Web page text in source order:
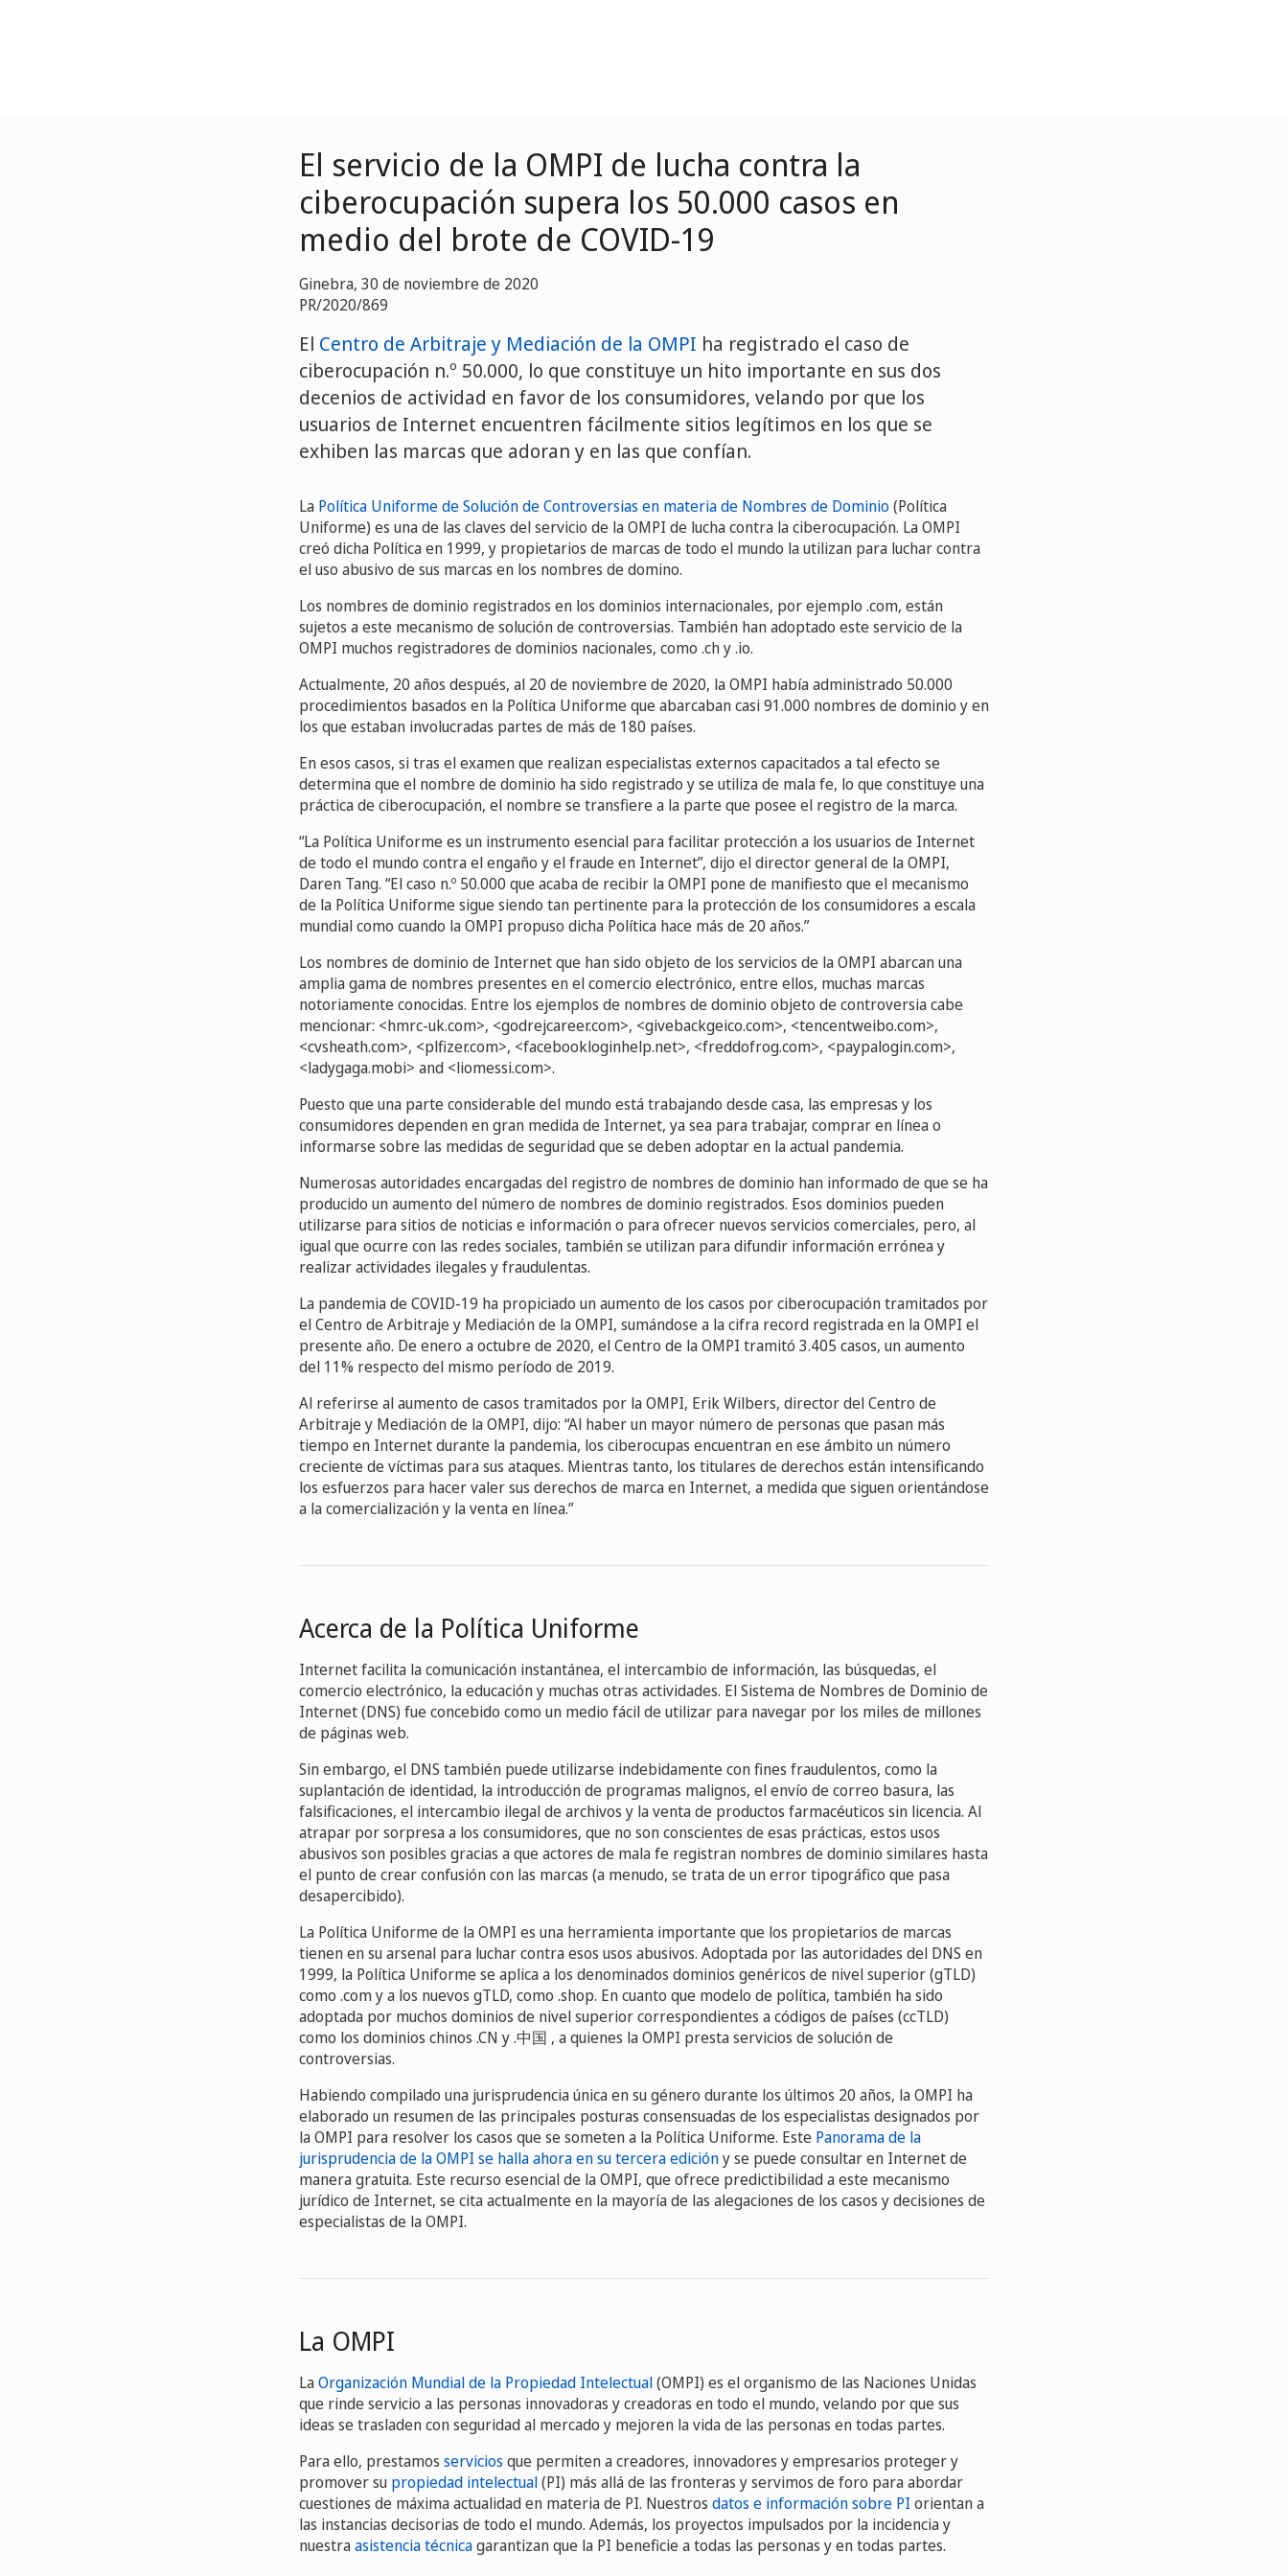
El servicio de la OMPI de lucha contra la
ciberocupación supera los 50.000 casos en
medio del brote de COVID-19
Ginebra, 30 de noviembre de 2020
PR/2020/869
El Centro de Arbitraje y Mediación de la OMPI ha registrado el caso de
ciberocupación n.º 50.000, lo que constituye un hito importante en sus dos
decenios de actividad en favor de los consumidores, velando por que los
usuarios de Internet encuentren fácilmente sitios legítimos en los que se
exhiben las marcas que adoran y en las que confían.
La Política Uniforme de Solución de Controversias en materia de Nombres de Dominio(Política
Uniforme) es una de las claves del servicio de la OMPI de lucha contra la ciberocupación. La OMPI
creó dicha Política en 1999, y propietarios de marcas de todo el mundo la utilizan para luchar contra
el uso abusivo de sus marcas en los nombres de domino.
Los nombres de dominio registrados en los dominios internacionales, por ejemplo .com, están
sujetos a este mecanismo de solución de controversias. También han adoptado este servicio de la
OMPI muchos registradores de dominios nacionales, como .ch y .io.
Actualmente, 20 años después, al 20 de noviembre de 2020, la OMPI había administrado 50.000
procedimientos basados en la Política Uniforme que abarcaban casi 91.000 nombres de dominio y en
los que estaban involucradas partes de más de 180 países.
En esos casos, si tras el examen que realizan especialistas externos capacitados a tal efecto se
determina que el nombre de dominio ha sido registrado y se utiliza de mala fe, lo que constituye una
práctica de ciberocupación, el nombre se transfiere a la parte que posee el registro de la marca.
“La Política Uniforme es un instrumento esencial para facilitar protección a los usuarios de Internet
de todo el mundo contra el engaño y el fraude en Internet”, dijo el director general de la OMPI,
Daren Tang. “El caso n.º 50.000 que acaba de recibir la OMPI pone de manifiesto que el mecanismo
de la Política Uniforme sigue siendo tan pertinente para la protección de los consumidores a escala
mundial como cuando la OMPI propuso dicha Política hace más de 20 años.”
Los nombres de dominio de Internet que han sido objeto de los servicios de la OMPI abarcan una
amplia gama de nombres presentes en el comercio electrónico, entre ellos, muchas marcas
notoriamente conocidas. Entre los ejemplos de nombres de dominio objeto de controversia cabe
mencionar: <hmrc-uk.com>, <godrejcareer.com>, <givebackgeico.com>, <tencentweibo.com>,
<cvsheath.com>, <plfizer.com>, <facebookloginhelp.net>, <freddofrog.com>, <paypalogin.com>,
<ladygaga.mobi> and <liomessi.com>.
Puesto que una parte considerable del mundo está trabajando desde casa, las empresas y los
consumidores dependen en gran medida de Internet, ya sea para trabajar, comprar en línea o
informarse sobre las medidas de seguridad que se deben adoptar en la actual pandemia.
Numerosas autoridades encargadas del registro de nombres de dominio han informado de que se ha
producido un aumento del número de nombres de dominio registrados. Esos dominios pueden
utilizarse para sitios de noticias e información o para ofrecer nuevos servicios comerciales, pero, al
igual que ocurre con las redes sociales, también se utilizan para difundir información errónea y
realizar actividades ilegales y fraudulentas.
La pandemia de COVID-19 ha propiciado un aumento de los casos por ciberocupación tramitados por
el Centro de Arbitraje y Mediación de la OMPI, sumándose a la cifra record registrada en la OMPI el
presente año. De enero a octubre de 2020, el Centro de la OMPI tramitó 3.405 casos, un aumento
del 11% respecto del mismo período de 2019.
Al referirse al aumento de casos tramitados por la OMPI, Erik Wilbers, director del Centro de
Arbitraje y Mediación de la OMPI, dijo: “Al haber un mayor número de personas que pasan más
tiempo en Internet durante la pandemia, los ciberocupas encuentran en ese ámbito un número
creciente de víctimas para sus ataques. Mientras tanto, los titulares de derechos están intensificando
los esfuerzos para hacer valer sus derechos de marca en Internet, a medida que siguen orientándose
a la comercialización y la venta en línea.”
Acerca de la Política Uniforme
Internet facilita la comunicación instantánea, el intercambio de información, las búsquedas, el
comercio electrónico, la educación y muchas otras actividades. El Sistema de Nombres de Dominio de
Internet (DNS) fue concebido como un medio fácil de utilizar para navegar por los miles de millones
de páginas web.
Sin embargo, el DNS también puede utilizarse indebidamente con fines fraudulentos, como la
suplantación de identidad, la introducción de programas malignos, el envío de correo basura, las
falsificaciones, el intercambio ilegal de archivos y la venta de productos farmacéuticos sin licencia. Al
atrapar por sorpresa a los consumidores, que no son conscientes de esas prácticas, estos usos
abusivos son posibles gracias a que actores de mala fe registran nombres de dominio similares hasta
el punto de crear confusión con las marcas (a menudo, se trata de un error tipográfico que pasa
desapercibido).
La Política Uniforme de la OMPI es una herramienta importante que los propietarios de marcas
tienen en su arsenal para luchar contra esos usos abusivos. Adoptada por las autoridades del DNS en
1999, la Política Uniforme se aplica a los denominados dominios genéricos de nivel superior (gTLD)
como .com y a los nuevos gTLD, como .shop. En cuanto que modelo de política, también ha sido
adoptada por muchos dominios de nivel superior correspondientes a códigos de países (ccTLD)
como los dominios chinos .CN y .中国 , a quienes la OMPI presta servicios de solución de
controversias.
Habiendo compilado una jurisprudencia única en su género durante los últimos 20 años, la OMPI ha
elaborado un resumen de las principales posturas consensuadas de los especialistas designados por
la OMPI para resolver los casos que se someten a la Política Uniforme. Este Panorama de la
jurisprudencia de la OMPI se halla ahora en su tercera edicióny se puede consultar en Internet de
manera gratuita. Este recurso esencial de la OMPI, que ofrece predictibilidad a este mecanismo
jurídico de Internet, se cita actualmente en la mayoría de las alegaciones de los casos y decisiones de
especialistas de la OMPI.
La OMPI
LaOrganización Mundial de la Propiedad Intelectual(OMPI) es el organismo de las Naciones Unidas
que rinde servicio a las personas innovadoras y creadoras en todo el mundo, velando por que sus
ideas se trasladen con seguridad al mercado y mejoren la vida de las personas en todas partes.
Para ello, prestamos servicios que permiten a creadores, innovadores y empresarios proteger y
promover su propiedad intelectual(PI) más allá de las fronteras y servimos de foro para abordar
cuestiones de máxima actualidad en materia de PI. Nuestros datos e información sobre PI orientan a
las instancias decisorias de todo el mundo. Además, los proyectos impulsados por la incidencia y
nuestraasistencia técnicagarantizan que la PI beneficie a todas las personas y en todas partes.